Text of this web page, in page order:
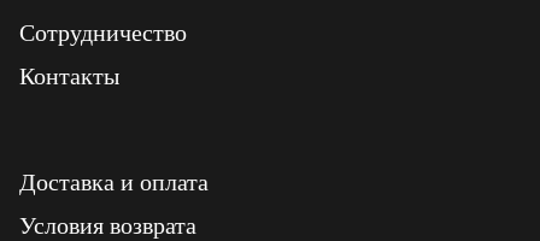
Сотрудничество
Контакты
Доставка и оплата
Условия возврата